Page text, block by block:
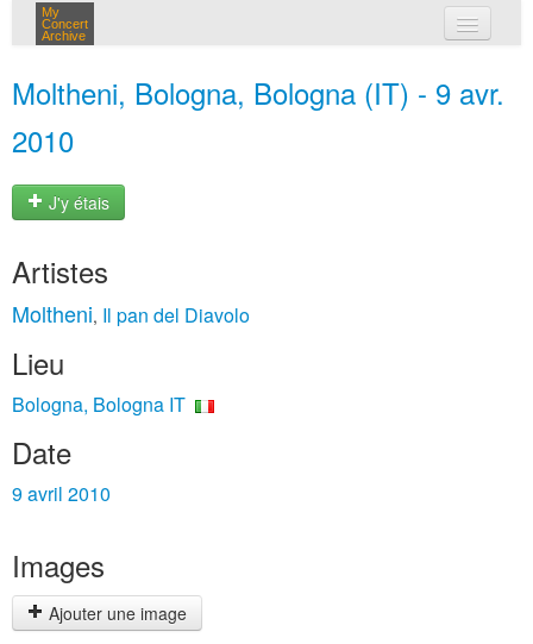
My
Concert
Archive
Moltheni, Bologna, Bologna (IT) - 9 avr.
2010
J'y étais
Artistes
Moltheni, Il pan del Diavolo
Lieu
Bologna, Bologna IT
Date
9 avril 2010
Images
Ajouter une image